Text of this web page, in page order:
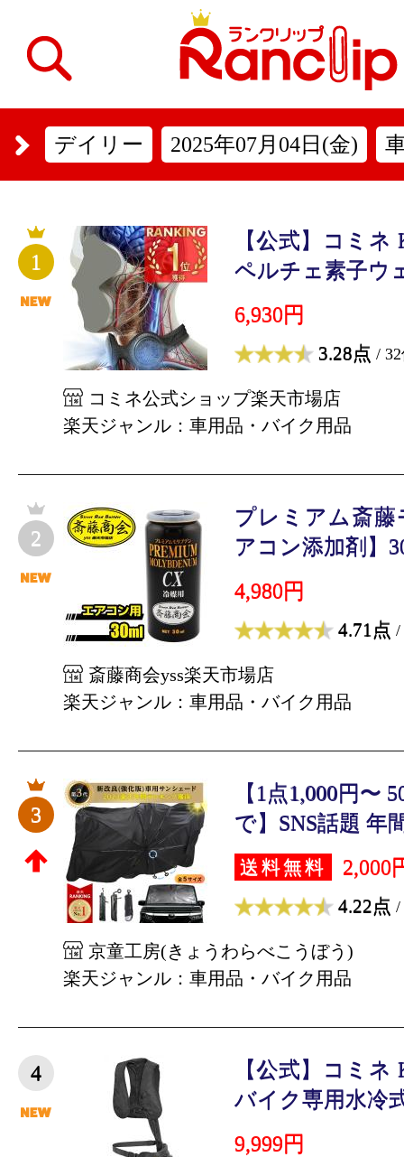
デイリー 2025年07月04日(金)
1
【公式】コミネ
ペルチェ素子ウ
6,930円
3.28点 /
コミネ公式ショップ楽天市場店
楽天ジャンル：車用品・バイク用品
2
プレミアム斎
アコン添加剤】
4,980円
4.71点 /
斎藤商会yss楽天市場店
楽天ジャンル：車用品・バイク用品
3
【1点1,000円〜
で】SNS話題 年
送料無料 2,000
4.22点 /
京童工房(きょうわらべこうぼう)
楽天ジャンル：車用品・バイク用品
4
【公式】コミネ
バイク専用水冷
9,999円